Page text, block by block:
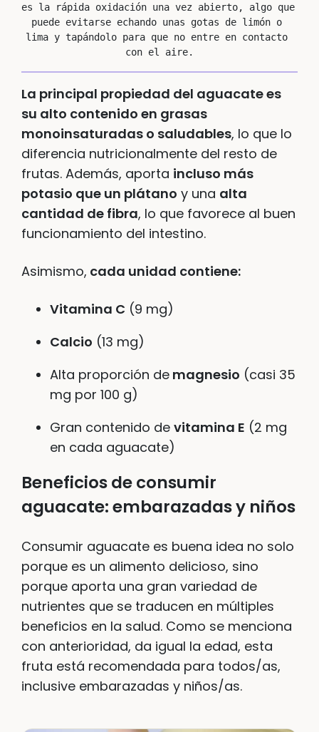
es la rápida oxidación una vez abierto, algo que
puede evitarse echando unas gotas de limón o
lima y tapándolo para que no entre en contacto
La principal propiedad del aguacate es
su alto contenido en grasas
monoinsaturadas o saludables, lo que lo
diferencia nutricionalmente del resto de
frutas. Además, aporta incluso más
potasio que un plátano y una alta
cantidad de fibra, lo que favorece al buen
funcionamiento del intestino.
Asimismo, cada unidad contiene:
Vitamina C (9 mg)
Calcio (13 mg)
Alta proporción de magnesio (casi 35
mg por 100 g)
Gran contenido de vitamina E (2 mg
en cada aguacate)
Beneficios de consumir
aguacate: embarazadas y niños
Consumir aguacate es buena idea no solo
porque es un alimento delicioso, sino
porque aporta una gran variedad de
nutrientes que se traducen en múltiples
beneficios en la salud. Como se menciona
con anterioridad, da igual la edad, esta
fruta está recomendada para todos/as,
inclusive embarazadas y niños/as.